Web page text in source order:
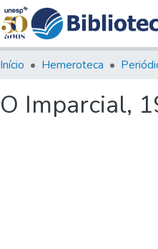
Início Hemeroteca
O Imparcial,